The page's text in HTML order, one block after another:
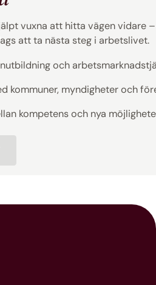
vuxna att hitta vägen vidare
att ta nästa steg i arbetslivet.
och
kommuner, myndigheter och
kompetens och nya